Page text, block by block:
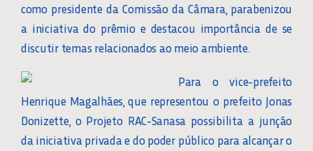
como presidente da Comissão da Câmara, parabenizou
a iniciativa do prêmio e destacou importância de se
discutir temas relacionados ao meio ambiente.
Para o vice-prefeito
Henrique Magalhães, que representou o prefeito Jonas
Donizette, o Projeto RAC-Sanasa possibilita a junção
da iniciativa privada e do poder público para alcançar o